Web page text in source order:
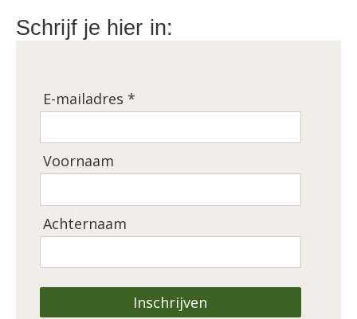
Schrijf je hier in:
E-mailadres *
Voornaam
Achternaam
Inschrijven